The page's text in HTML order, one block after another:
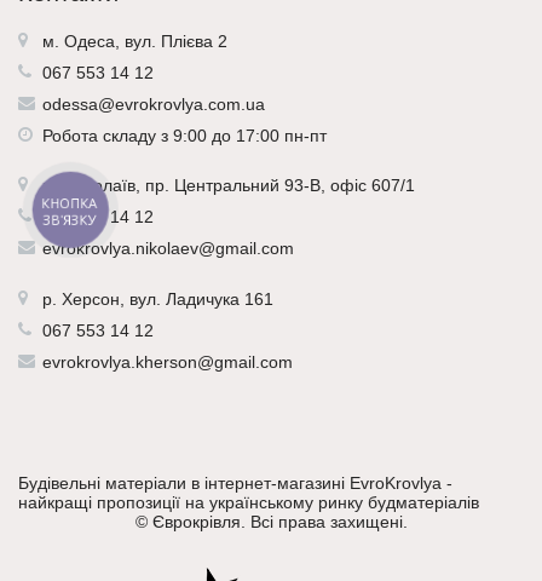
м. Одеса, вул. Плієва 2
067 553 14 12
odessa@evrokrovlya.com.ua
Робота складу з 9:00 до 17:00 пн-пт
р. Миколаїв , пр. Центральний 93-В, офіс 607/1
067 553 14 12
evrokrovlya.nikolaev@gmail.com
р. Херсон , вул. Ладичука 161
067 553 14 12
evrokrovlya.kherson@gmail.com
Будівельні матеріали в інтернет-магазині EvroKrovlya -
найкращі пропозиції на українському ринку будматеріалів
© Єврокрівля . Всі права захищені.
КНОПКА
ЗВ'ЯЗКУ